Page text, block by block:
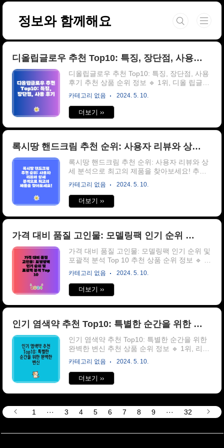
본문 바로가기
정보와 함께해요
디올립글로우 추천 Top10: 특징, 장단점, 사용 후기
디올립글로우 추천 Top10: 특징, 장단점, 사용
후기 추천 상품 순위 정보 🔹 1위, 디올 립글로
우 (백화점선물포장), 001 핑크, 3.2g, 1개 🔹 2
위, 디올 어딕트 립 글로우 3.5g, 033코랄핑크,
1개 ..
카테고리 없음 2024. 5. 10.
더보기 ››
록시땅 핸드크림 추천 순위: 사용자 리뷰와 상세 분석으로 최고의 제품을 찾아보세요!
록시땅 핸드크림 추천 순위: 사용자 리뷰와 상
세 분석으로 최고의 제품을 찾아보세요! 추천
상품 순위 정보 🔹 1위, 록시땅 시어 버터 드라
이 스킨 핸드 크림, 150ml, 1개 🔹 2위, 록시땅
시어 드라이 스킨 핸드 크림 머스크향, 75ml, 1
개 ..
카테고리 없음 2024. 5. 10.
더보기 ››
가격 대비 품질 고인물: 모델링팩 인기 순위 및 포괄적 분석 Top 10
가격 대비 품질 고인물: 모델링팩 인기 순위 및
포괄적 분석 Top 10 추천 상품 순위 정보 🔹 1
위, 린제이 프리미엄 티트리 모델링팩 1kg, 1개
입, 1개 🔹 2위, 린제이 티트리 모델링팩 피부
관리샵 사용 1kg+고급팩도구 4종(해면추가), 1
개, 1팩 ..
카테고리 없음 2024. 5. 10.
더보기 ››
인기 염색약 추천 Top10: 특별한 순간을 위한 완벽한 변신
인기 염색약 추천 Top10: 특별한 순간을 위한
완벽한 변신 추천 상품 순위 정보 🔹 1위, 리엔
흑모비책 새치염색 크림, 흑갈색, 2개 🔹 2위,
미쟝센 올뉴 쉽고 빠른 거품염색 80g, 3N 흑갈
색, 1개 ..
카테고리 없음 2024. 5. 10.
더보기 ››
1 ··· 3 4 5 6 7 8 9 ··· 32